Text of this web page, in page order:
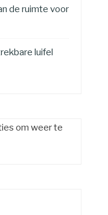
de ruimte voor
luifel
om weer te